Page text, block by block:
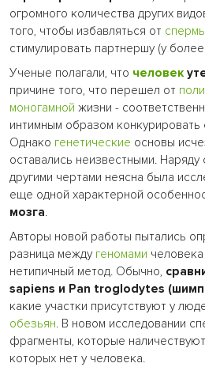
огромного количества других
того, чтобы избавляться от спермы
стимулировать партнершу (у
Ученые полагали, что человек
причине того, что перешел от
моногамной жизни -
интимным образом конкурировать
Однако генетические основы
оставались неизвестными. Наряду
другими чертами неясна была
еще одной характерной
мозга.
Авторы новой работы пытались
разница между геномами человека
нетипичный метод. Обычно,
sapiens и Pan troglodytes
какие участки присутствуют у
обезьян. В новом исследовании
фрагменты, которые
которых нет у человека.